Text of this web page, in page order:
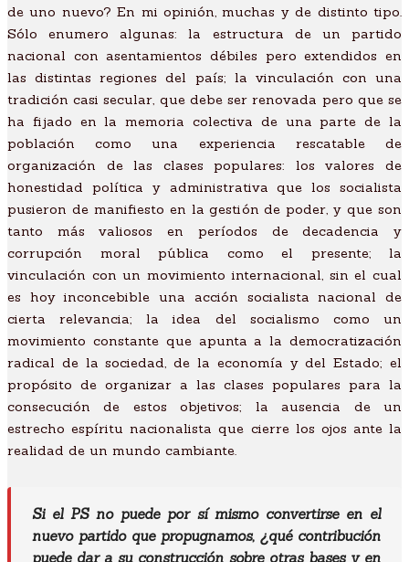
de uno nuevo? En mi opinión, muchas y de distinto tipo.
Sólo enumero algunas: la estructura de un partido
nacional con asentamientos débiles pero extendidos en
las distintas regiones del país; la vinculación con una
tradición casi secular, que debe ser renovada pero que se
ha fijado en la memoria colectiva de una parte de la
población como una experiencia rescatable de
organización de las clases populares: los valores de
honestidad política y administrativa que los socialista
pusieron de manifiesto en la gestión de poder, y que son
tanto más valiosos en períodos de decadencia y
corrupción moral pública como el presente; la
vinculación con un movimiento internacional, sin el cual
es hoy inconcebible una acción socialista nacional de
cierta relevancia; la idea del socialismo como un
movimiento constante que apunta a la democratización
radical de la sociedad, de la economía y del Estado; el
propósito de organizar a las clases populares para la
consecución de estos objetivos; la ausencia de un
estrecho espíritu nacionalista que cierre los ojos ante la
realidad de un mundo cambiante.
Si el PS no puede por sí mismo convertirse en el
nuevo partido que propugnamos, ¿qué contribución
puede dar a su construcción sobre otras bases y en